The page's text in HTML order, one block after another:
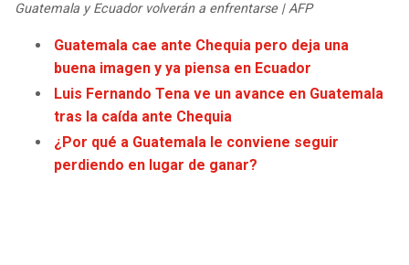
COWBOYS
GIANTS
EAGLES
CLIPPERS
LAKERS
SUNS
Guatemala y Ecuador volverán a enfrentarse | AFP
Guatemala cae ante Chequia pero deja una
buena imagen y ya piensa en Ecuador
Luis Fernando Tena ve un avance en Guatemala
tras la caída ante Chequia
¿Por qué a Guatemala le conviene seguir
perdiendo en lugar de ganar?